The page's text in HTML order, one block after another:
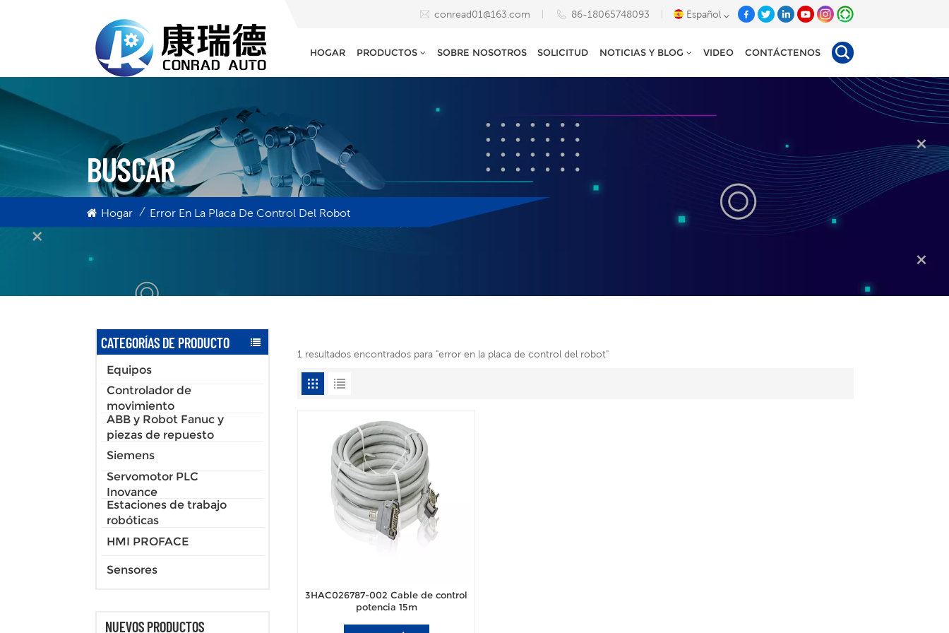
conread01@163.com 86-18065748093 Español
English
Español
Tiếng Việt
HOGAR PRODUCTOS SOBRE NOSOTROS SOLICITUD NOTICIAS Y BLOG VIDEO CONTÁCTENOS
BUSCAR
Hogar / Error En La Placa De Control Del Robot
CATEGORÍAS DE PRODUCTO
Equipos
Controlador de
movimiento
ABB y Robot Fanuc y
piezas de repuesto
Siemens
Servomotor PLC
Inovance
Estaciones de trabajo
robóticas
HMI PROFACE
Sensores
NUEVOS PRODUCTOS
1 resultados encontrados para "error en la placa de control del robot"
3HAC026787-002 Cable de control
potencia 15m